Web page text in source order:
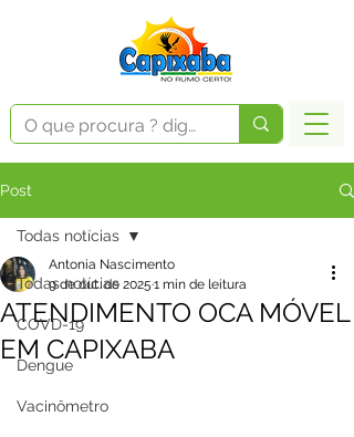
Post
Todas notícias
COVD-19
Dengue
Vacinômetro
Todas notícias
ATENDIMENTO OCA MÓVEL
EM CAPIXABA
Antonia Nascimento
9 de out. de 2025 1 min de leitura